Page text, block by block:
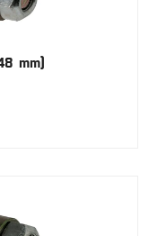
mm)